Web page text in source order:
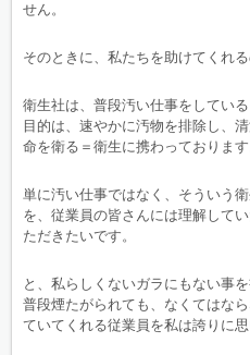
せん。
そのときに、私たちを助けてくれ
衛生社は、普段汚い仕事をしてい
目的は、速やかに汚物を排除し、
命を衛る＝衛生に携わっております
単に汚い仕事ではなく、そういう
を、従業員の皆さんには理解して
ただきたいです。
と、私らしくないガラにもない事
普段煙たがられても、なくてはな
ていてくれる従業員を私は誇りに思